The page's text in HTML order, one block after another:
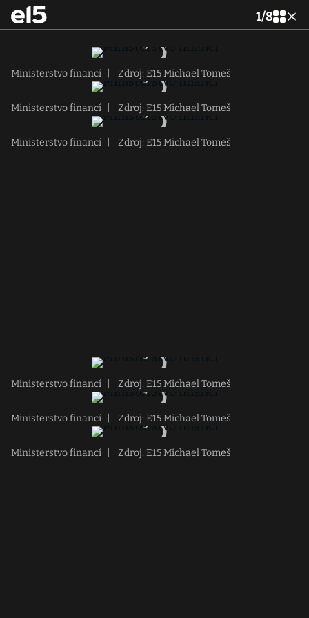
1/8
Ministerstvo financí Zdroj: E15 Michael Tomeš
Ministerstvo financí Zdroj: E15 Michael Tomeš
Ministerstvo financí Zdroj: E15 Michael Tomeš
Ministerstvo financí Zdroj: E15 Michael Tomeš
Ministerstvo financí Zdroj: E15 Michael Tomeš
Ministerstvo financí Zdroj: E15 Michael Tomeš